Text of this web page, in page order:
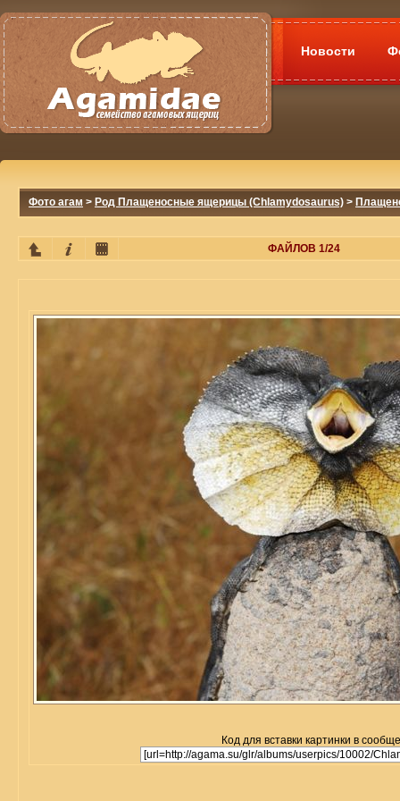
Новости
Фото агам > Род Плащеносные ящерицы (Chlamydosaurus) >
ФАЙЛОВ 1/24
Код для вставки картинки в